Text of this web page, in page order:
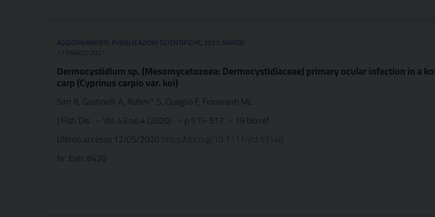
AGGIORNAMENTI, PUBBLICAZIONI SCIENTIFICHE, 2021, MARZO
17 MARZO 2021
Dermocystidium sp. (Mesomycetozoea: Dermocystidiaceae) primary ocular infection in a
carp (Cyprinus carpio var. koi)
Sirri R, Gustinelli A, Rubini° S, Quaglio F, Fioravanti ML
J Fish Dis . – Vol. 43 no 4 (2020) . – p 515-517. – 19 bib ref
Ultimo accesso 12/05/2020 https://doi.org/10.1111/jfd.13148
Nr. Estr. 8420